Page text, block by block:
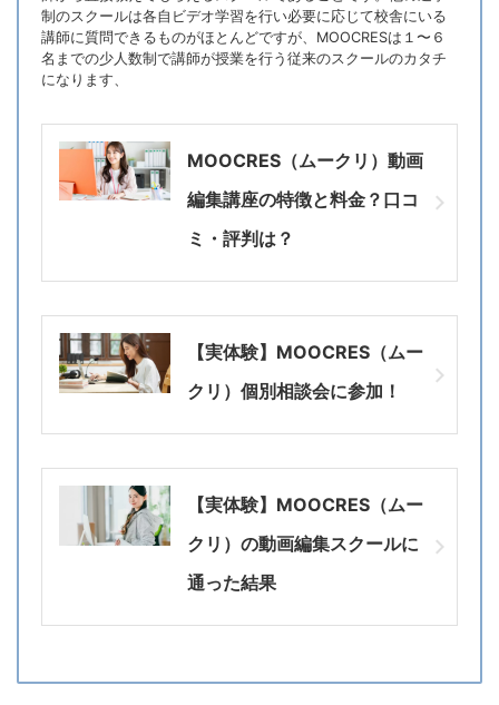
制のスクールは各自ビデオ学習を行い必要に応じて校舎にいる
講師に質問できるものがほとんどですが、MOOCRESは１〜６
名までの少人数制で講師が授業を行う従来のスクールのカタチ
になります、
MOOCRES（ムークリ）動画
編集講座の特徴と料金？口コ
ミ・評判は？
【実体験】MOOCRES（ムー
クリ）個別相談会に参加！
【実体験】MOOCRES（ムー
クリ）の動画編集スクールに
通った結果